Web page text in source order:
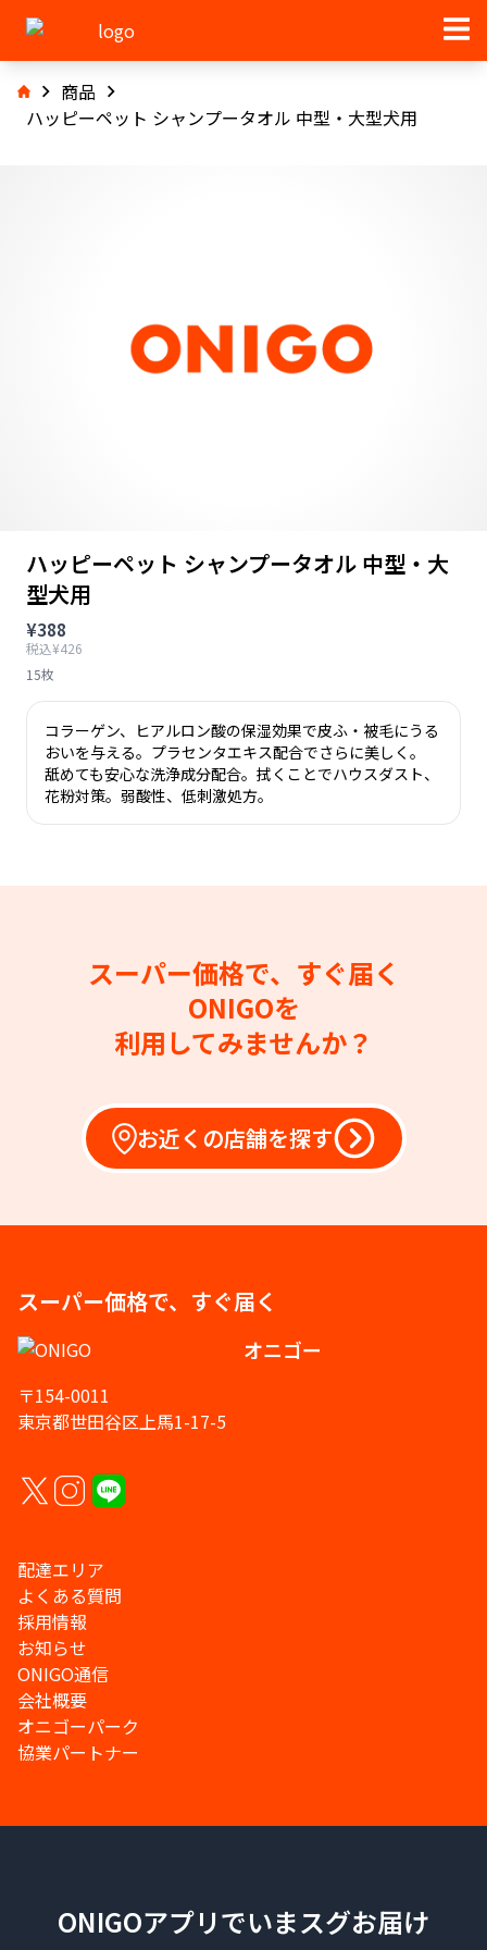
商品
ハッピーペット シャンプータオル 中型・大型犬用
ハッピーペット シャンプータオル 中型・大
型犬用
¥388
税込¥426
15枚
コラーゲン、ヒアルロン酸の保湿効果で皮ふ・被毛にうる
おいを与える。プラセンタエキス配合でさらに美しく。
舐めても安心な洗浄成分配合。拭くことでハウスダスト、
花粉対策。弱酸性、低刺激処方。
スーパー価格で、すぐ届く
ONIGOを
利用してみませんか？
お近くの店舗を探す
スーパー価格で、すぐ届く
オニゴー
〒154-0011
東京都世田谷区上馬1-17-5
配達エリア
よくある質問
採用情報
お知らせ
ONIGO通信
会社概要
オニゴーパーク
協業パートナー
ONIGOアプリでいまスグお届け